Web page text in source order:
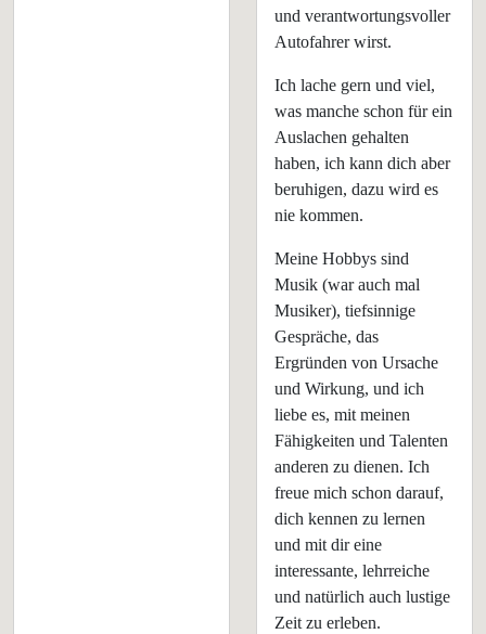
und verantwortungsvoller
Autofahrer wirst.
Ich lache gern und viel,
was manche schon für ein
Auslachen gehalten
haben, ich kann dich aber
beruhigen, dazu wird es
nie kommen.
Meine Hobbys sind
Musik (war auch mal
Musiker), tiefsinnige
Gespräche, das
Ergründen von Ursache
und Wirkung, und ich
liebe es, mit meinen
Fähigkeiten und Talenten
anderen zu dienen. Ich
freue mich schon darauf,
dich kennen zu lernen
und mit dir eine
interessante, lehrreiche
und natürlich auch lustige
Zeit zu erleben.